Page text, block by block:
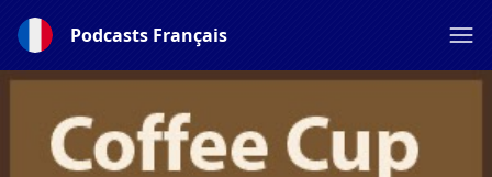
Podcasts Français